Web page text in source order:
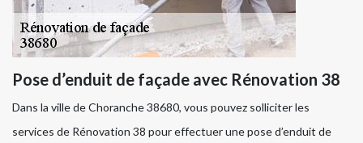
Pose d’enduit de façade avec Rénovation 38
Dans la ville de Choranche 38680, vous pouvez solliciter les
services de Rénovation 38 pour effectuer une pose d’enduit de